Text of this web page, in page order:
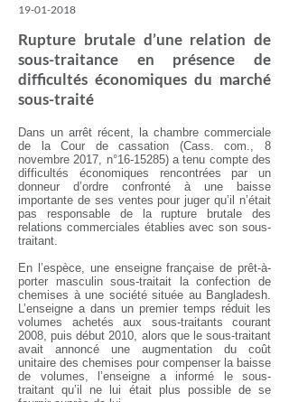
19-01-2018
Rupture brutale d’une relation de
sous-traitance en présence de
difficultés économiques du marché
sous-traité
Dans un arrêt récent, la chambre commerciale
de la Cour de cassation (Cass. com., 8
novembre 2017, n°16-15285)a tenu compte des
difficultés économiques rencontrées par un
donneur d’ordre confronté à une baisse
importante de ses ventes pour juger qu’il n’était
pas responsable de la rupture brutale des
relations commerciales établies avec son sous-
traitant.
En l’espèce, une enseigne française de prêt-à-
porter masculin sous-traitait la confection de
chemises à une société située au Bangladesh.
L’enseigne a dans un premier temps réduit les
volumes achetés aux sous-traitants courant
2008, puis début 2010, alors que le sous-traitant
avait annoncé une augmentation du coût
unitaire des chemises pour compenser la baisse
de volumes, l’enseigne a informé le sous-
traitant qu’il ne lui était plus possible de se